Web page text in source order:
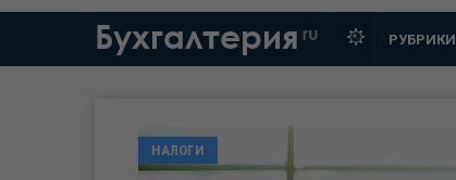
Бухгалтерия ru РУБРИКИ
НАЛОГИ